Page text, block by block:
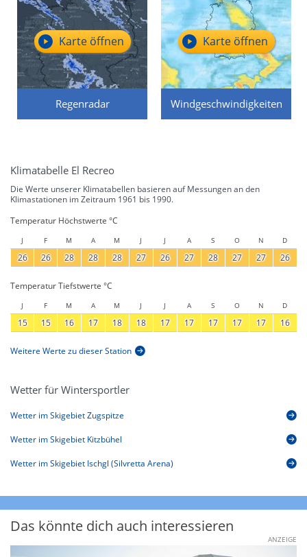
Regenradar
Karte öffnen
Windgeschwindigkeiten
Karte öffnen
Klimatabelle El Recreo
Die Werte unserer Klimatabellen basieren auf Messungen an den
Klimastationen im Zeitraum 1961 bis 1990.
Temperatur Höchstwerte °C
J F M A M J J A S O N D
26 26 28 28 28 27 26 27 28 27 27 26
Temperatur Tiefstwerte °C
J F M A M J J A S O N D
15 15 16 17 18 18 17 17 17 17 17 16
Weitere Werte zu dieser Station
Wetter für Wintersportler
Wetter im Skigebiet Zugspitze
Wetter im Skigebiet Kitzbühel
Wetter im Skigebiet Ischgl (Silvretta Arena)
Das könnte dich auch interessieren
ANZEIGE